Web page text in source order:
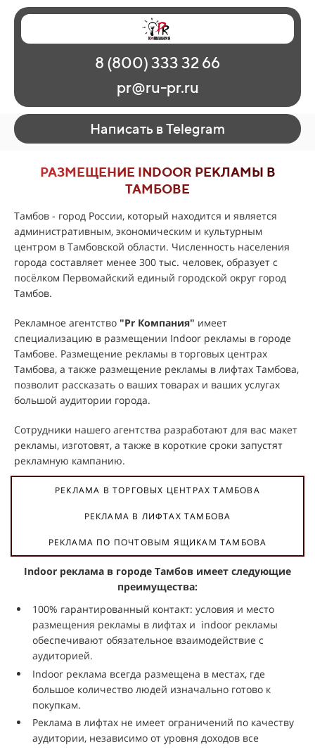
Главная
Наши работы
О рекламе
Регионы
Контакты
8 (800) 333 32 66
pr@ru-pr.ru
Написать в Telegram
РАЗМЕЩЕНИЕ INDOOR РЕКЛАМЫ В
ТАМБОВЕ
Тамбов - город России, который находится и является
административным, экономическим и культурным
центром в Тамбовской области. Численность населения
города составляет менее 300 тыс. человек, образует с
посёлком Первомайский единый городской округ город
Тамбов.
Рекламное агентство "Pr Компания" имеет
специализацию в размещении Indoor рекламы в городе
Тамбове. Размещение рекламы в торговых центрах
Тамбова, а также размещение рекламы в лифтах Тамбова,
позволит рассказать о ваших товарах и ваших услугах
большой аудитории города.
Сотрудники нашего агентства разработают для вас макет
рекламы, изготовят, а также в короткие сроки запустят
рекламную кампанию.
РЕКЛАМА В ТОРГОВЫХ ЦЕНТРАХ ТАМБОВА
РЕКЛАМА В ЛИФТАХ ТАМБОВА
РЕКЛАМА ПО ПОЧТОВЫМ ЯЩИКАМ ТАМБОВА
Indoor реклама в городе Тамбов имеет следующие
преимущества:
100% гарантированный контакт: условия и место
размещения рекламы в лифтах и indoor рекламы
обеспечивают обязательное взаимодействие с
аудиторией.
Indoor реклама всегда размещена в местах, где
большое количество людей изначально готово к
покупкам.
Реклама в лифтах не имеет ограничений по качеству
аудитории, независимо от уровня доходов все